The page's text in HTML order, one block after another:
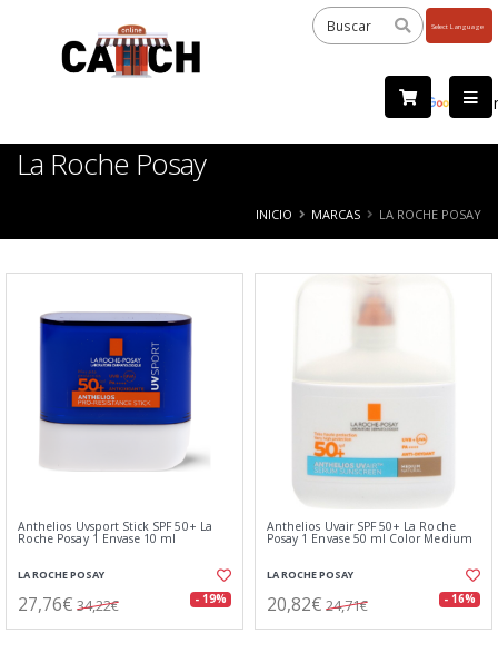
by
La Roche Posay
INICIO MARCAS LA ROCHE POSAY
Anthelios Uvsport Stick SPF 50+ La
Roche Posay 1 Envase 10 ml
LA ROCHE POSAY
27,76€ 34,22€ - 19%
Anthelios Uvair SPF 50+ La Roche
Posay 1 Envase 50 ml Color Medium
LA ROCHE POSAY
20,82€ 24,71€ - 16%